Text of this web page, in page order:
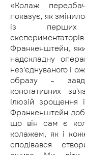
«Колаж
показує, як
із перших
Франкенштейн,
надскладну
нез'єднуваного і
образу –
конотативних
ілюзій зрощення
Франкенштейн
що він сам є
колажем, як і
сподівався